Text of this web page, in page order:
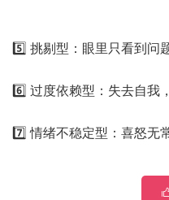
5️⃣ 挑剔型：眼里只看到问
6️⃣ 过度依赖型：失去自我
7️⃣ 情绪不稳定型：喜怒无